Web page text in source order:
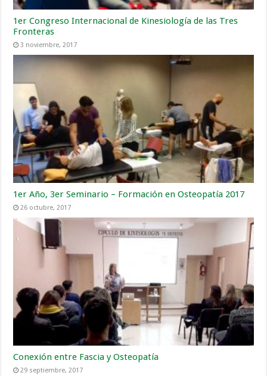
1er Congreso Internacional de Kinesiología de las Tres
Fronteras
3 noviembre, 2017
1er Año, 3er Seminario – Formación en Osteopatía 2017
26 octubre, 2017
Conexión entre Fascia y Osteopatía
29 septiembre, 2017